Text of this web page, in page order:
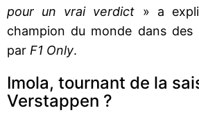
pour un vrai verdict » a
champion du monde dans
par F1 Only.
Imola, tournant de la
Verstappen ?